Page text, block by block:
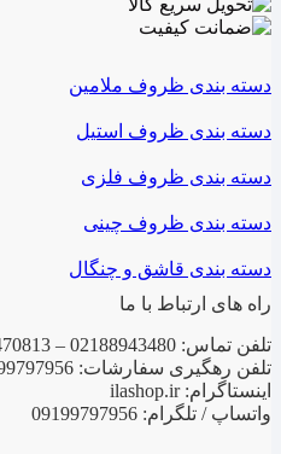
دسته بندی ظروف ملامین
دسته بندی ظروف استیل
دسته بندی ظروف فلزی
دسته بندی ظروف چینی
دسته بندی قاشق و چنگال
راه های ارتباط با ما
تلفن تماس: 02188943480 – 02155470813 – 02155470280
تلفن رهگیری سفارشات: 09199797956
اینستاگرام: ilashop.ir
واتساپ / تلگرام: 09199797956